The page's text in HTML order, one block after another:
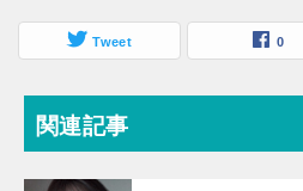
Tweet 0
関連記事